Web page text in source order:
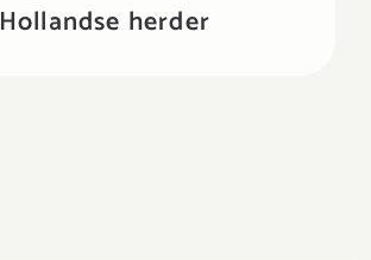
Hollandse herder